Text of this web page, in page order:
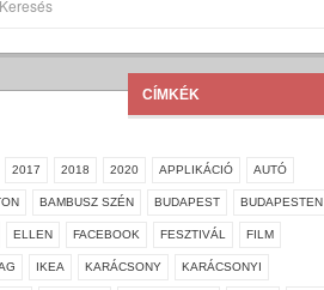
CÍMKÉK
2017 2018 2020 APPLIKÁCIÓ AUTÓ
BAMBUSZ SZÉN BUDAPEST BUDAPESTEN
ELLEN FACEBOOK FESZTIVÁL FILM
IKEA KARÁCSONY KARÁCSONYI